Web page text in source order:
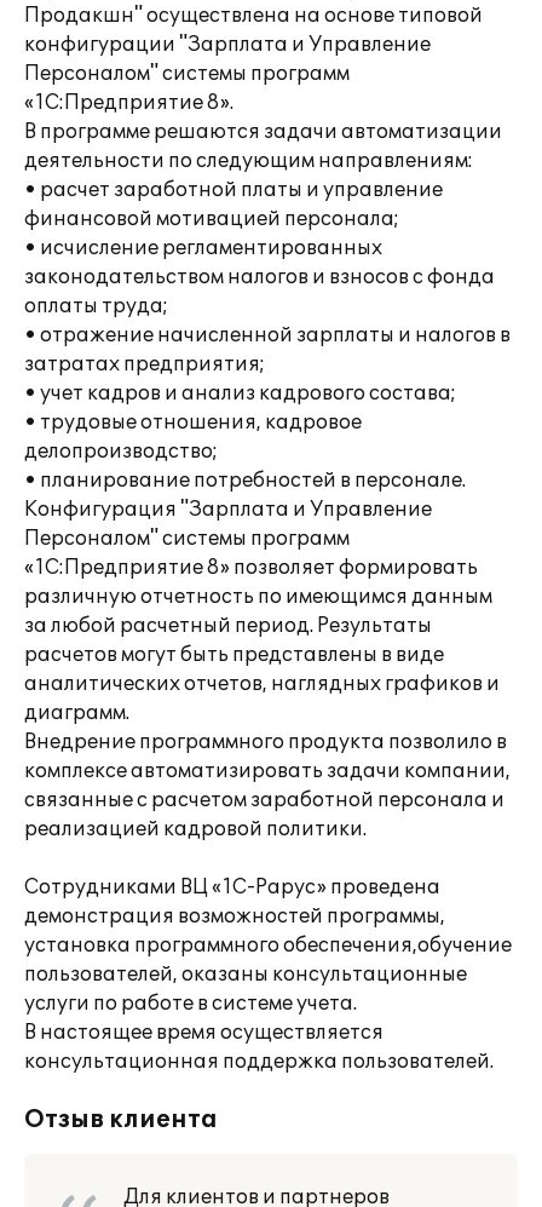
Продакшн" осуществлена на основе типовой
конфигурации "Зарплата и Управление
Персоналом" системы программ
«1С:Предприятие 8».
В программе решаются задачи автоматизации
деятельности по следующим направлениям:
• расчет заработной платы и управление
финансовой мотивацией персонала;
• исчисление регламентированных
законодательством налогов и взносов с фонда
оплаты труда;
• отражение начисленной зарплаты и налогов в
затратах предприятия;
• учет кадров и анализ кадрового состава;
• трудовые отношения, кадровое
делопроизводство;
• планирование потребностей в персонале.
Конфигурация "Зарплата и Управление
Персоналом" системы программ
«1С:Предприятие 8» позволяет формировать
различную отчетность по имеющимся данным
за любой расчетный период. Результаты
расчетов могут быть представлены в виде
аналитических отчетов, наглядных графиков и
диаграмм.
Внедрение программного продукта позволило в
комплексе автоматизировать задачи компании,
связанные с расчетом заработной персонала и
реализацией кадровой политики.
Сотрудниками ВЦ «1С-Рарус» проведена
демонстрация возможностей программы,
установка программного обеспечения,обучение
пользователей, оказаны консультационные
услуги по работе в системе учета.
В настоящее время осуществляется
консультационная поддержка пользователей.
Отзыв клиента
Для клиентов и партнеров